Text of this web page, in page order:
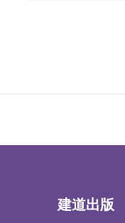
建道出版